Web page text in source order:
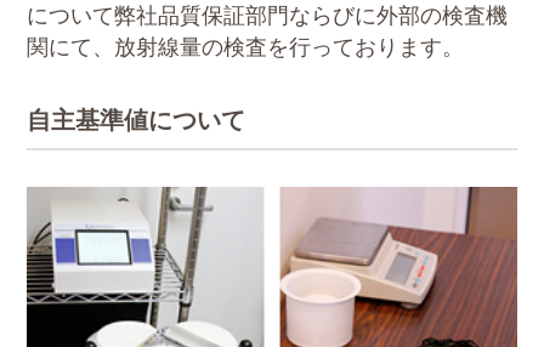
について弊社品質保証部門ならびに外部の検査機
関にて、放射線量の検査を行っております。
自主基準値について